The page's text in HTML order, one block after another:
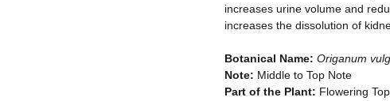
increases urine volume and
increases the dissolution of
Botanical Name: Origanum
Note: Middle to Top Note
Part of the Plant: Flowering